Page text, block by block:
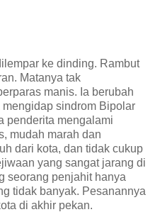
ke dinding. Rambut
Matanya tak
manis. Ia berubah
sindrom Bipolar
penderita mengalami
mudah marah dan
dari kota, dan tidak cukup
yang sangat jarang di
seorang penjahit hanya
tidak banyak. Pesanannya
di akhir pekan.